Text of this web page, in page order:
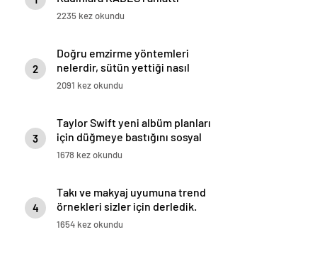
2235 kez okundu
2
Doğru emzirme yöntemleri
nelerdir, sütün yettiği nasıl
anlaşılır?
2091 kez okundu
3
Taylor Swift yeni albüm planları
için düğmeye bastığını sosyal
medyadan duyurdu!
1678 kez okundu
4
Takı ve makyaj uyumuna trend
örnekleri sizler için derledik.
1654 kez okundu